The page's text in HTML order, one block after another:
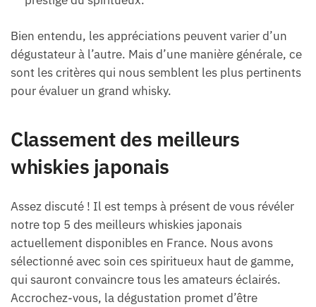
Bien entendu, les appréciations peuvent varier d’un
dégustateur à l’autre. Mais d’une manière générale, ce
sont les critères qui nous semblent les plus pertinents
pour évaluer un grand whisky.
Classement des meilleurs
whiskies japonais
Assez discuté ! Il est temps à présent de vous révéler
notre top 5 des meilleurs whiskies japonais
actuellement disponibles en France. Nous avons
sélectionné avec soin ces spiritueux haut de gamme,
qui sauront convaincre tous les amateurs éclairés.
Accrochez-vous, la dégustation promet d’être